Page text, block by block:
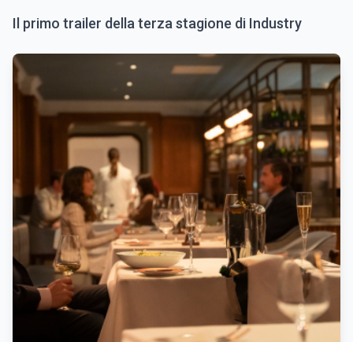
Il primo trailer della terza stagione di Industry